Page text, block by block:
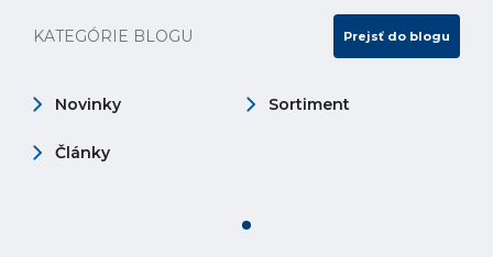
KATEGÓRIE BLOGU Prejsť do blogu
Novinky Sortiment
Články